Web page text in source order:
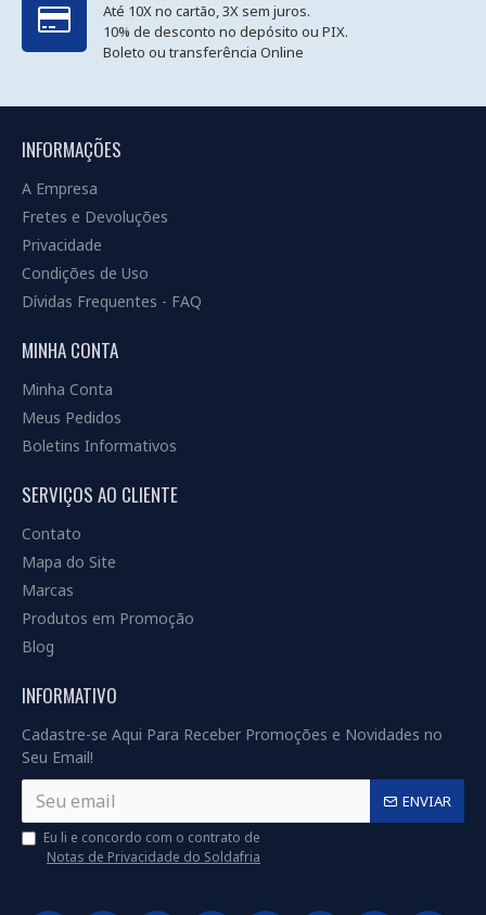
Até 10X no cartão, 3X sem juros.
10% de desconto no depósito ou PIX.
Boleto ou transferência Online
INFORMAÇÕES
A Empresa
Fretes e Devoluções
Privacidade
Condições de Uso
Dívidas Frequentes - FAQ
MINHA CONTA
Minha Conta
Meus Pedidos
Boletins Informativos
SERVIÇOS AO CLIENTE
Contato
Mapa do Site
Marcas
Produtos em Promoção
Blog
INFORMATIVO
Cadastre-se Aqui Para Receber Promoções e Novidades no
Seu Email!
ENVIAR
Eu li e concordo com o contrato de
Notas de Privacidade do Soldafria